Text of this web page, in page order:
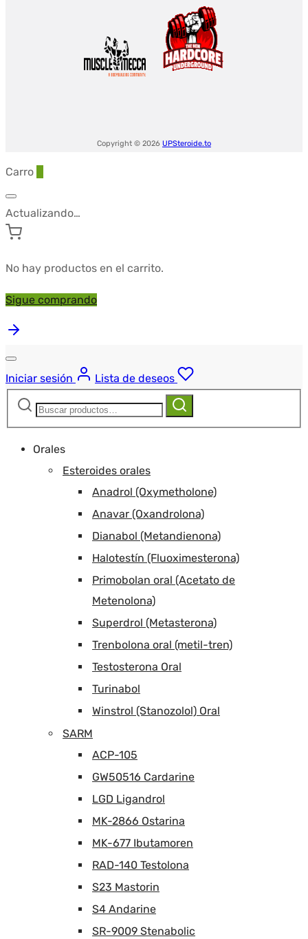
Copyright © 2026 UPSteroide.to
Carro
Actualizando…
No hay productos en el carrito.
Sigue comprando
Iniciar sesión
Lista de deseos
Buscar:
Buscar
Orales
Esteroides orales
Anadrol (Oxymetholone)
Anavar (Oxandrolona)
Dianabol (Metandienona)
Halotestín (Fluoximesterona)
Primobolan oral (Acetato de
Metenolona)
Superdrol (Metasterona)
Trenbolona oral (metil-tren)
Testosterona Oral
Turinabol
Winstrol (Stanozolol) Oral
SARM
ACP-105
GW50516 Cardarine
LGD Ligandrol
MK-2866 Ostarina
MK-677 Ibutamoren
RAD-140 Testolona
S23 Mastorin
S4 Andarine
SR-9009 Stenabolic